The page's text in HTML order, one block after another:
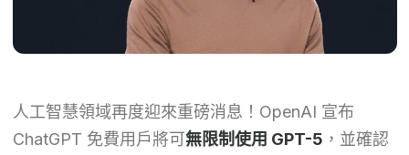
人工智慧領域再度迎來重磅消息！OpenAI 宣布
ChatGPT 免費用戶將可無限制使用 GPT-5 ，並確認